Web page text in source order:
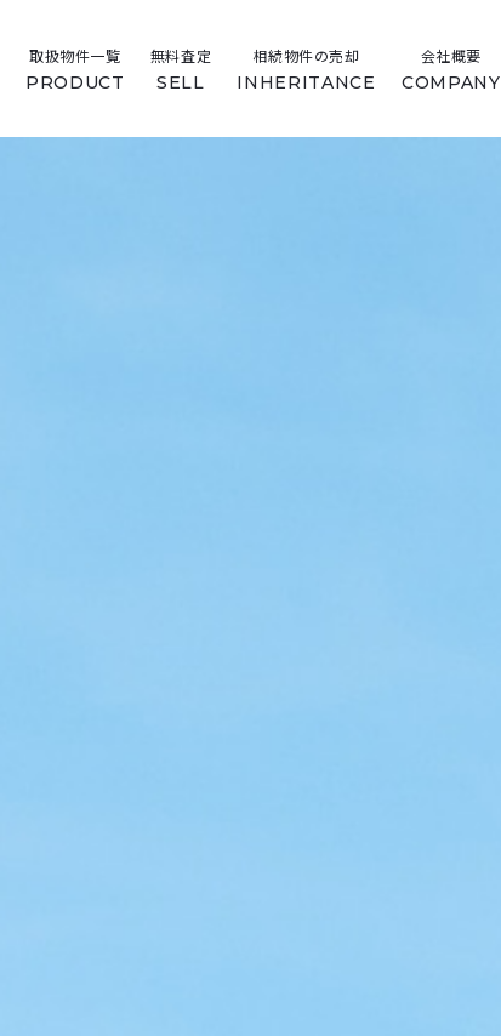
取扱物件一覧
PRODUCT
無料査定
SELL
相続物件の売却
INHERITANCE
会社概要
COMPANY